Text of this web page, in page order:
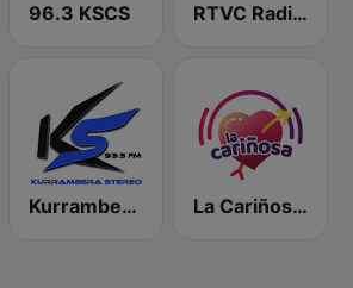
96.3 KSCS RTVC Radiónica 3
Kurrambera Stereo La Cariñosa Armenia